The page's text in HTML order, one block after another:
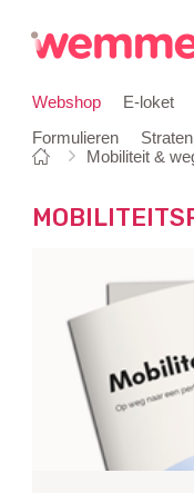
Webshop E-loket
Formulieren
Je
hier:
Startpagina
Mobiliteit &